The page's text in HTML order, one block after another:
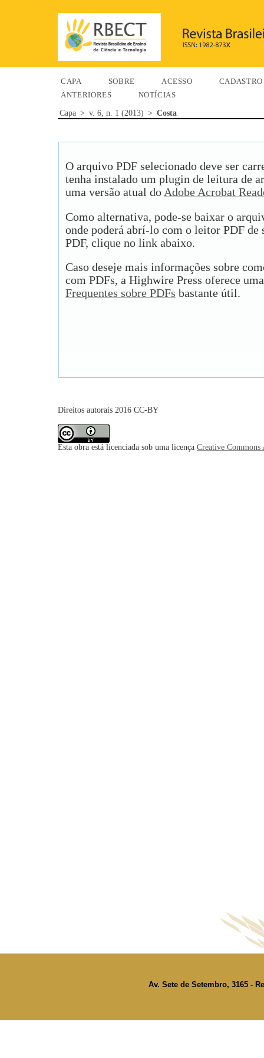
CAPA SOBRE ACESSO
CADASTRO
ANTERIORES
NOTÍCIAS
Capa > v. 6, n. 1 (2013) > Costa
O arquivo PDF selecionado deve ser
tenha instalado um plugin de leitura de
uma versão atual doAdobe Acrobat
Como alternativa, pode-se baixar o
onde poderá abrí-lo com o leitor PDF de
PDF, clique no link abaixo.
Caso deseje mais informações sobre
com PDFs, a Highwire Press oferece
Frequentes sobre PDFs bastante útil.
Direitos autorais 2016 CC-BY
Esta obra está licenciada sob uma licença Creative
Av. Sete de Setembro, 3165 -